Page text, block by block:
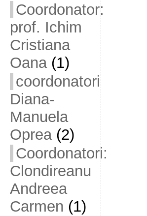
Coordonator:
prof. Ichim
Cristiana
Oana(1)
coordonatori
Diana-
Manuela
Oprea(2)
Coordonatori:
Clondireanu
Andreea
Carmen (1)